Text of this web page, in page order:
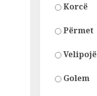
Korcë
Përmet
Velipojë
Golem